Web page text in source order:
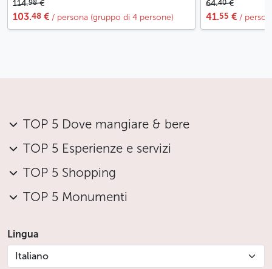
114.98€
103.48 € / persona (gruppo di 4 persone)
64.40€
41.55 € /
TOP 5 Dove mangiare & bere
TOP 5 Esperienze e servizi
TOP 5 Shopping
TOP 5 Monumenti
Lingua
Italiano